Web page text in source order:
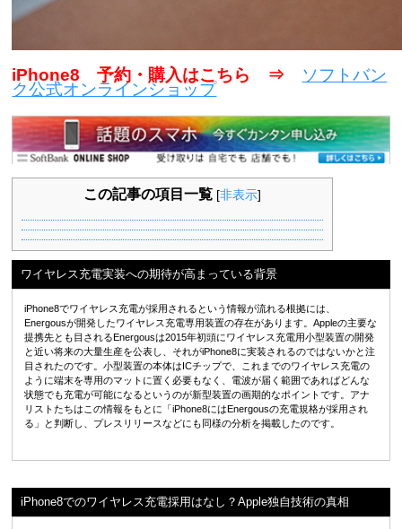
iPhone8 予約・購入はこちら ⇒ ソフトバン
ク公式オンラインショップ
この記事の項目一覧 [非表示]
ワイヤレス充電実装への期待が高まっている背景
iPhone8でワイヤレス充電が採用されるという情報が流れる根拠には、
Energousが開発したワイヤレス充電専用装置の存在があります。Appleの主要な
提携先とも目されるEnergousは2015年初頭にワイヤレス充電用小型装置の開発
と近い将来の大量生産を公表し、それがiPhone8に実装されるのではないかと注
目されたのです。小型装置の本体はICチップで、これまでのワイヤレス充電の
ように端末を専用のマットに置く必要もなく、電波が届く範囲であればどんな
状態でも充電が可能になるというのが新型装置の画期的なポイントです。アナ
リストたちはこの情報をもとに「iPhone8にはEnergousの充電規格が採用され
る」と判断し、プレスリリースなどにも同様の分析を掲載したのです。
iPhone8でのワイヤレス充電採用はなし？Apple独自技術の真相